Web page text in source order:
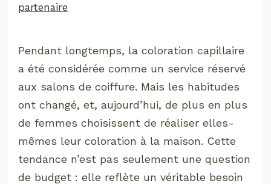
partenaire
Pendant longtemps, la coloration capillaire
a été considérée comme un service réservé
aux salons de coiffure. Mais les habitudes
ont changé, et, aujourd’hui, de plus en plus
de femmes choisissent de réaliser elles-
mêmes leur coloration à la maison. Cette
tendance n’est pas seulement une question
de budget : elle reflète un véritable besoin